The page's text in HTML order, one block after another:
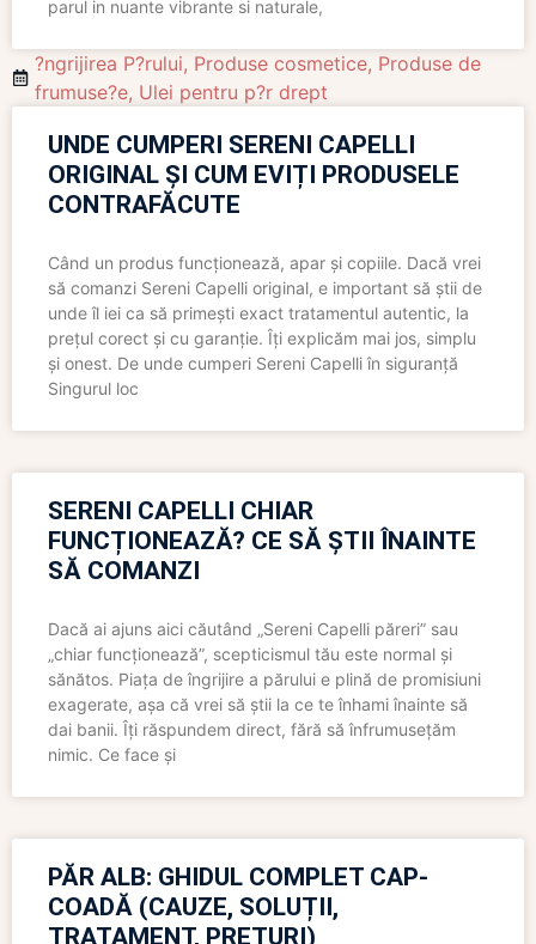
parul in nuante vibrante si naturale,
?ngrijirea P?rului, Produse cosmetice, Produse de
frumuse?e, Ulei pentru p?r drept
UNDE CUMPERI SERENI CAPELLI
ORIGINAL ȘI CUM EVIȚI PRODUSELE
CONTRAFĂCUTE
Când un produs funcționează, apar și copiile. Dacă vrei
să comanzi Sereni Capelli original, e important să știi de
unde îl iei ca să primești exact tratamentul autentic, la
prețul corect și cu garanție. Îți explicăm mai jos, simplu
și onest. De unde cumperi Sereni Capelli în siguranță
Singurul loc
SERENI CAPELLI CHIAR
FUNCȚIONEAZĂ? CE SĂ ȘTII ÎNAINTE
SĂ COMANZI
Dacă ai ajuns aici căutând „Sereni Capelli păreri” sau
„chiar funcționează”, scepticismul tău este normal și
sănătos. Piața de îngrijire a părului e plină de promisiuni
exagerate, așa că vrei să știi la ce te înhami înainte să
dai banii. Îți răspundem direct, fără să înfrumusețăm
nimic. Ce face și
PĂR ALB: GHIDUL COMPLET CAP-
COADĂ (CAUZE, SOLUȚII,
TRATAMENT, PREȚURI)